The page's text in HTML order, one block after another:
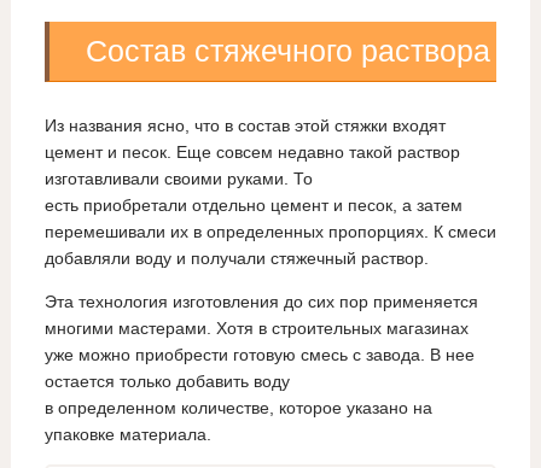
Состав стяжечного раствора
Из названия ясно, что в состав этой стяжки входят
цемент и песок. Еще совсем недавно такой раствор
изготавливали своими руками. То
есть приобретали отдельно цемент и песок, а затем
перемешивали их в определенных пропорциях. К смеси
добавляли воду и получали стяжечный раствор.
Эта технология изготовления до сих пор применяется
многими мастерами. Хотя в строительных магазинах
уже можно приобрести готовую смесь с завода. В нее
остается только добавить воду
в определенном количестве, которое указано на
упаковке материала.